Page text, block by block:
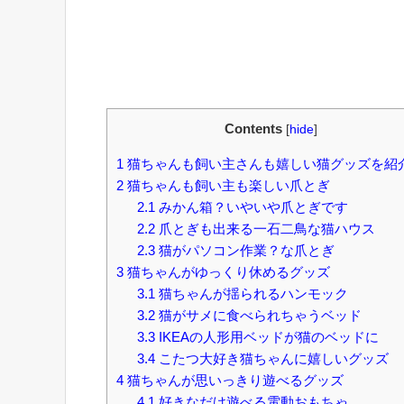
Contents [hide]
1 猫ちゃんも飼い主さんも嬉しい猫グッズを
2 猫ちゃんも飼い主も楽しい爪とぎ
2.1 みかん箱？いやいや爪とぎです
2.2爪とぎも出来る一石二鳥な猫ハウス
2.3猫がパソコン作業？な爪とぎ
3 猫ちゃんがゆっくり休めるグッズ
3.1 猫ちゃんが揺られるハンモック
3.2猫がサメに食べられちゃうベッド
3.3IKEAの人形用ベッドが猫のベッドに
3.4こたつ大好き猫ちゃんに嬉しいグッズ
4 猫ちゃんが思いっきり遊べるグッズ